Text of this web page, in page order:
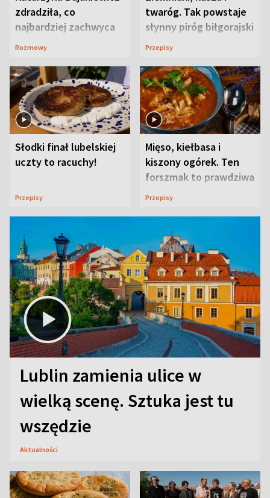
zdradziła, co
najbardziej zachwyca
ją w Lublinie
Rozmowy
twaróg. Tak powstaje
słynny piróg biłgorajski
Przepisy
Słodki finał lubelskiej
uczty to racuchy!
Przepisy
Mięso, kiełbasa i
kiszony ogórek. Ten
forszmak to prawdziwa
uczta
Przepisy
Lublin zamienia ulice w
wielką scenę. Sztuka jest tu
wszędzie
Aktualności